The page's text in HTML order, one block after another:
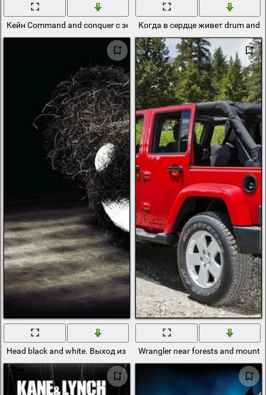
Кейн Command and conquer с зелёными кристаллами в руке
Когда в сердце живет drum and
Head black and white. Выход из сумракаWrangler near forests and